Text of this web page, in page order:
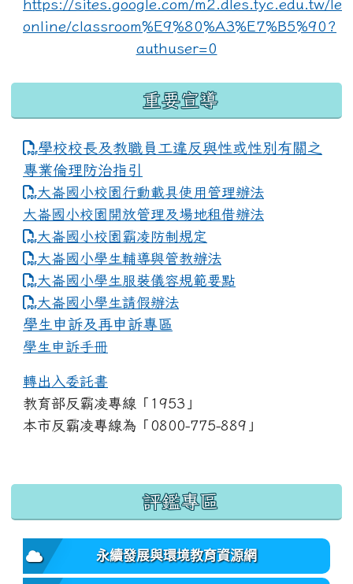
重要宣導
學校校長及教職員工違反與性或性別有關之
專業倫理防治指引
大崙國小校園行動載具使用管理辦法
大崙國小校園開放管理及場地租借辦法
大崙國小校園霸凌防制規定
大崙國小學生輔導與管教辦法
大崙國小學生服裝儀容規範要點
link to https://www.dles.tyc.edu.tw/uploads/
大崙國小學生請假辦法
學生申訴及再申訴專區
學生申訴手冊
轉出入委託書
教育部反霸凌專線「1953」
本市反霸凌專線為「0800-775-889」
:::
評鑑專區
永續發展與環境教育資源網